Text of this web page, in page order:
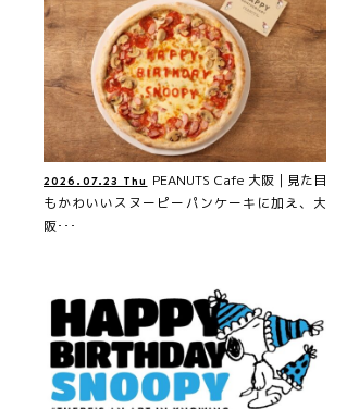
2026.07.23 Thu PEANUTS Cafe 大阪｜見た目
もかわいいスヌーピーパンケーキに加え、大
阪･･･